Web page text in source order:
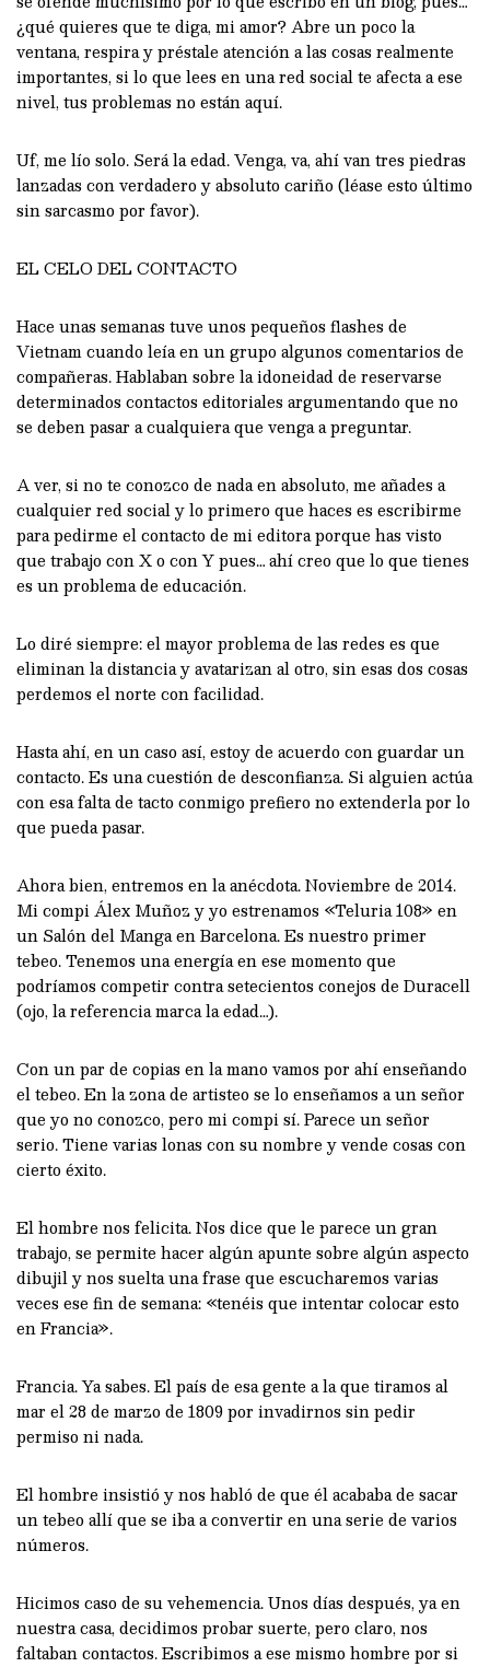
¿qué quieres que te diga, mi amor? Abre un poco la
ventana, respira y préstale atención a las cosas realmente
importantes, si lo que lees en una red social te afecta a ese
nivel, tus problemas no están aquí.
Uf, me lío solo. Será la edad. Venga, va, ahí van tres piedras
lanzadas con verdadero y absoluto cariño (léase esto último
sin sarcasmo por favor).
EL CELO DEL CONTACTO
Hace unas semanas tuve unos pequeños flashes de
Vietnam cuando leía en un grupo algunos comentarios de
compañeras. Hablaban sobre la idoneidad de reservarse
determinados contactos editoriales argumentando que no
se deben pasar a cualquiera que venga a preguntar.
A ver, si no te conozco de nada en absoluto, me añades a
cualquier red social y lo primero que haces es escribirme
para pedirme el contacto de mi editora porque has visto
que trabajo con X o con Y pues… ahí creo que lo que tienes
es un problema de educación.
Lo diré siempre: el mayor problema de las redes es que
eliminan la distancia y avatarizan al otro, sin esas dos cosas
perdemos el norte con facilidad.
Hasta ahí, en un caso así, estoy de acuerdo con guardar un
contacto. Es una cuestión de desconfianza. Si alguien actúa
con esa falta de tacto conmigo prefiero no extenderla por lo
que pueda pasar.
Ahora bien, entremos en la anécdota. Noviembre de 2014.
Mi compi Álex Muñoz y yo estrenamos «Teluria 108» en
un Salón del Manga en Barcelona. Es nuestro primer
tebeo. Tenemos una energía en ese momento que
podríamos competir contra setecientos conejos de Duracell
(ojo, la referencia marca la edad…).
Con un par de copias en la mano vamos por ahí enseñando
el tebeo. En la zona de artisteo se lo enseñamos a un señor
que yo no conozco, pero mi compi sí. Parece un señor
serio. Tiene varias lonas con su nombre y vende cosas con
cierto éxito.
El hombre nos felicita. Nos dice que le parece un gran
trabajo, se permite hacer algún apunte sobre algún aspecto
dibujil y nos suelta una frase que escucharemos varias
veces ese fin de semana: «tenéis que intentar colocar esto
en Francia».
Francia. Ya sabes. El país de esa gente a la que tiramos al
mar el 28 de marzo de 1809 por invadirnos sin pedir
permiso ni nada.
El hombre insistió y nos habló de que él acababa de sacar
un tebeo allí que se iba a convertir en una serie de varios
números.
Hicimos caso de su vehemencia. Unos días después, ya en
nuestra casa, decidimos probar suerte, pero claro, nos
faltaban contactos. Escribimos a ese mismo hombre por si